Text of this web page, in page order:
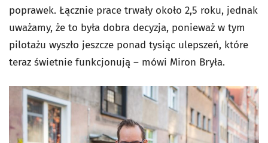
poprawek. Łącznie prace trwały około 2,5 roku, jednak
uważamy, że to była dobra decyzja, ponieważ w tym
pilotażu wyszło jeszcze ponad tysiąc ulepszeń, które
teraz świetnie funkcjonują – mówi Miron Bryła.